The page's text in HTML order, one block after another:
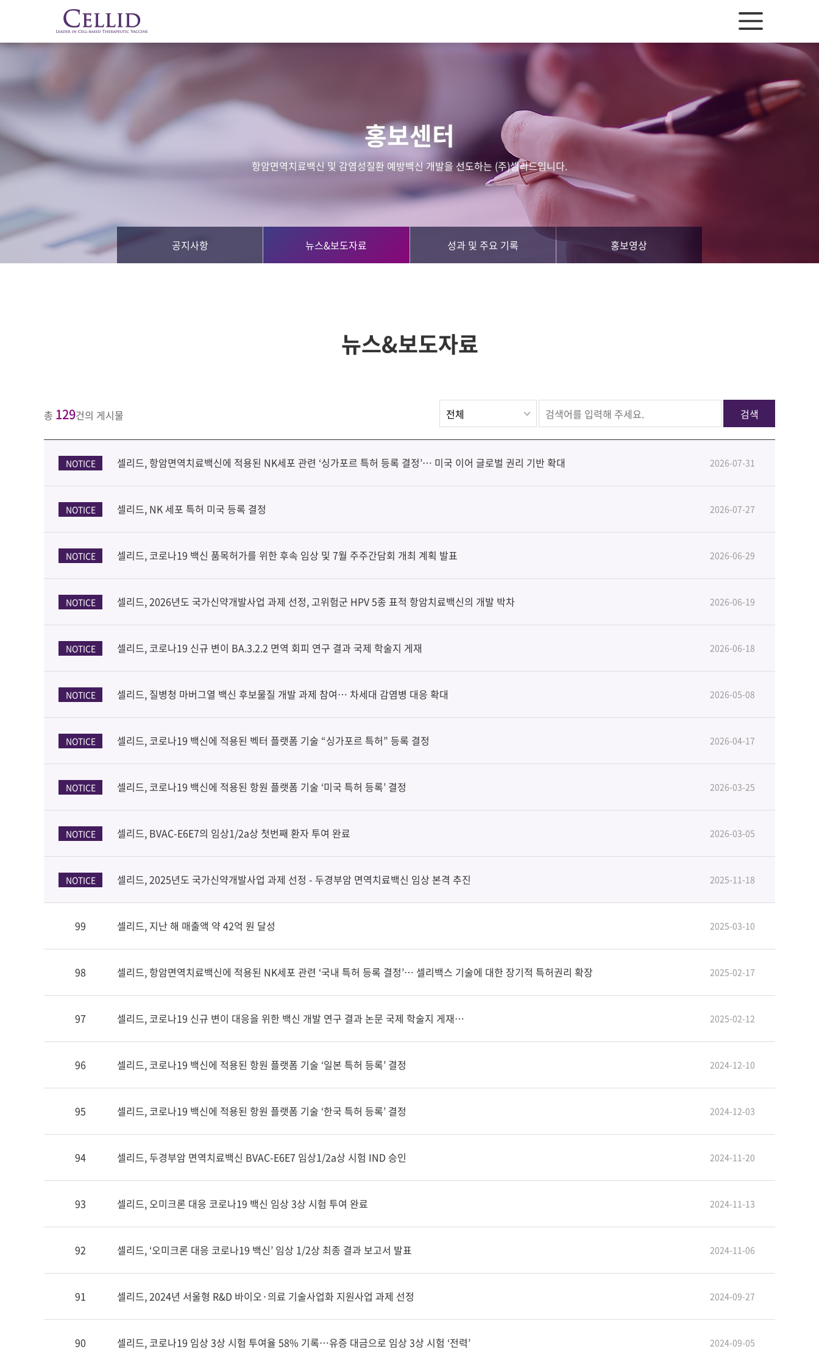
홍보센터
항암면역치료백신 및 감염성질환 예방백신 개발을 선도하는 (주)셀리드입니다.
공지사항 뉴스&보도자료 성과 및 주요 기록 홍보영상
뉴스&보도자료
검색
총 129건의 게시물
NOTICE 셀리드, 항암면역치료백신에 적용된 NK세포 관련 ‘싱가포르 특허 등록 결정’… 미국 이어 글로벌 권리 기반 확대 2026-07-31
NOTICE 셀리드, NK 세포 특허 미국 등록 결정 2026-07-27
NOTICE 셀리드, 코로나19 백신 품목허가를 위한 후속 임상 및 7월 주주간담회 개최 계획 발표 2026-06-29
NOTICE 셀리드, 2026년도 국가신약개발사업 과제 선정, 고위험군 HPV 5종 표적 항암치료백신의 개발 박차 2026-06-19
NOTICE 셀리드, 코로나19 신규 변이 BA.3.2.2 면역 회피 연구 결과 국제 학술지 게재 2026-06-18
NOTICE 셀리드, 질병청 마버그열 백신 후보물질 개발 과제 참여… 차세대 감염병 대응 확대 2026-05-08
NOTICE 셀리드, 코로나19 백신에 적용된 벡터 플랫폼 기술 “싱가포르 특허” 등록 결정 2026-04-17
NOTICE 셀리드, 코로나19 백신에 적용된 항원 플랫폼 기술 ‘미국 특허 등록’ 결정 2026-03-25
NOTICE 셀리드, BVAC-E6E7의 임상1/2a상 첫번째 환자 투여 완료 2026-03-05
NOTICE 셀리드, 2025년도 국가신약개발사업 과제 선정 - 두경부암 면역치료백신 임상 본격 추진 2025-11-18
99 셀리드, 지난 해 매출액 약 42억 원 달성 2025-03-10
98 셀리드, 항암면역치료백신에 적용된 NK세포 관련 ‘국내 특허 등록 결정’… 셀리백스 기술에 대한 장기적 특허권리 확장 2025-02-17
97 셀리드, 코로나19 신규 변이 대응을 위한 백신 개발 연구 결과 논문 국제 학술지 게재… 2025-02-12
96 셀리드, 코로나19 백신에 적용된 항원 플랫폼 기술 ‘일본 특허 등록’ 결정 2024-12-10
95 셀리드, 코로나19 백신에 적용된 항원 플랫폼 기술 ‘한국 특허 등록’ 결정 2024-12-03
94 셀리드, 두경부암 면역치료백신 BVAC-E6E7 임상1/2a상 시험 IND 승인 2024-11-20
93 셀리드, 오미크론 대응 코로나19 백신 임상 3상 시험 투여 완료 2024-11-13
92 셀리드, ‘오미크론 대응 코로나19 백신’ 임상 1/2상 최종 결과 보고서 발표 2024-11-06
91 셀리드, 2024년 서울형 R&D 바이오·의료 기술사업화 지원사업 과제 선정 2024-09-27
90 셀리드, 코로나19 임상 3상 시험 투여율 58% 기록…유증 대금으로 임상 3상 시험 ‘전력’ 2024-09-05